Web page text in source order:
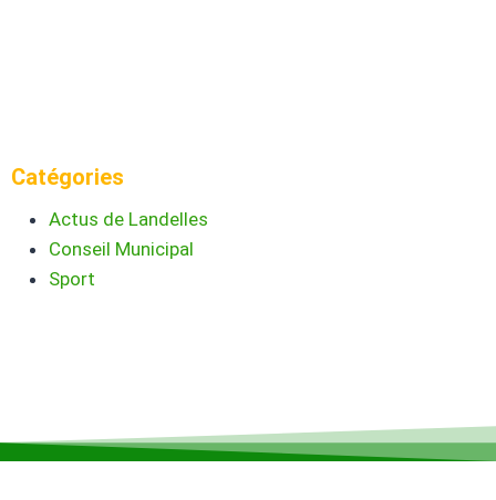
Catégories
Actus de Landelles
Conseil Municipal
Sport